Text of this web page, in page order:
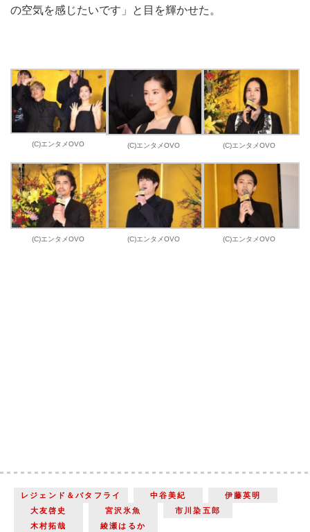
の空気を感じたいです」と目を輝かせた。
(C)エンタメOVO (C)エンタメOVO (C)エンタメOVO
(C)エンタメOVO (C)エンタメOVO (C)エンタメOVO
レジェンド＆バタフライ 中谷美紀
伊藤英明
大友啓史
宮沢氷魚
市川染五郎
木村拓哉
綾瀬はるか